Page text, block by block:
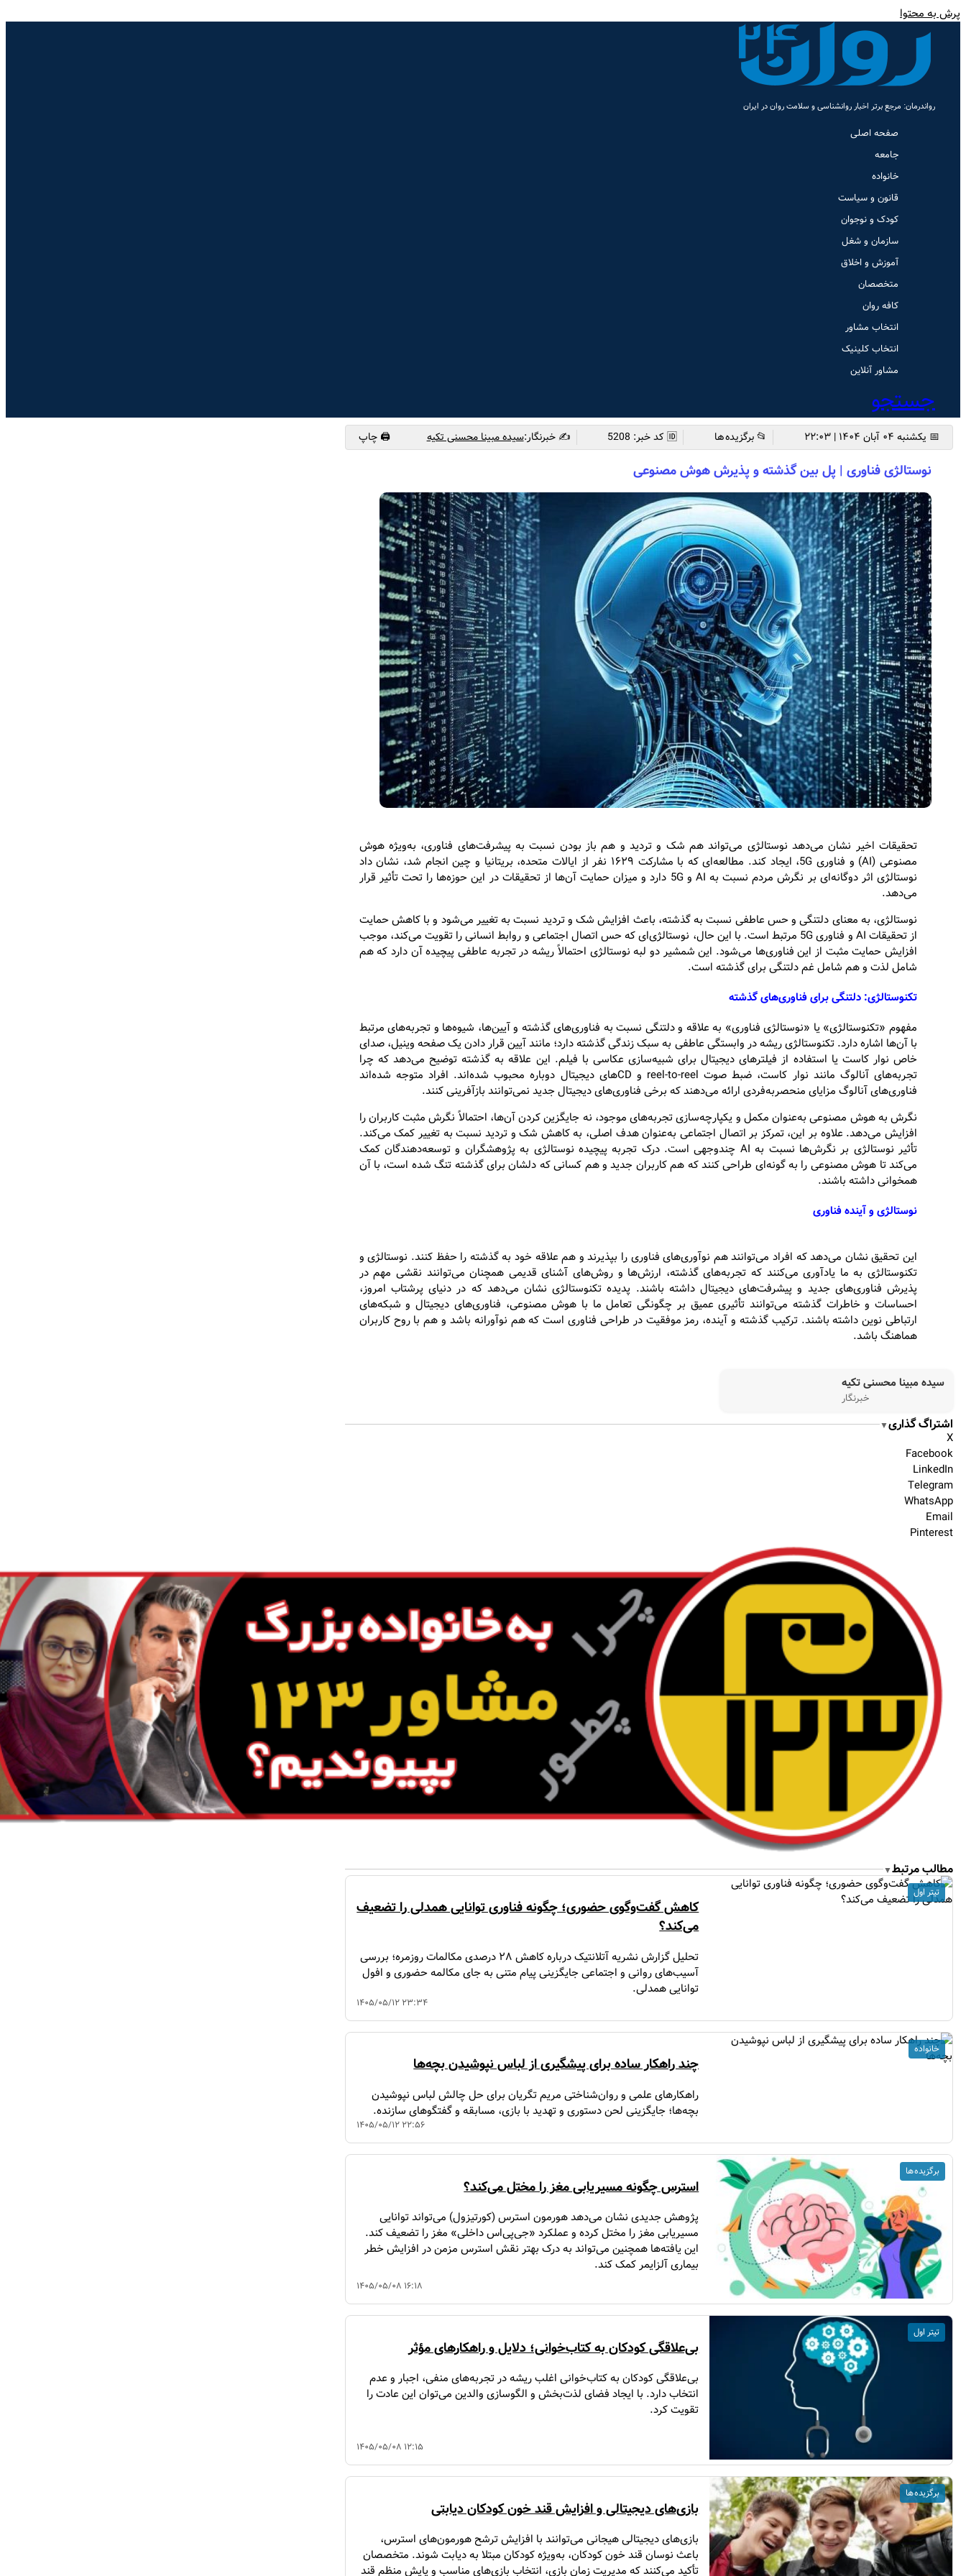
پرش به محتوا
رواندرمان: مرجع برتر اخبار روانشناسی و سلامت روان در ایران
صفحه اصلی
جامعه
خانواده
قانون و سیاست
کودک و نوجوان
سازمان و شغل
آموزش و اخلاق
متخصصان
کافه روان
انتخاب مشاور
انتخاب کلینیک
مشاور آنلاین
جستجو
📅 یکشنبه ۰۴ آبان ۱۴۰۴ | ۲۲:۰۳ 📂 برگزیده ها 🆔 کد خبر: 5208 ✍️ خبرنگار:سیده مبینا محسنی تکیه 🖨 چاپ
نوستالژی فناوری | پل بین گذشته و پذیرش هوش مصنوعی
تحقیقات اخیر نشان می‌دهد نوستالژی می‌تواند هم شک و تردید و هم باز بودن نسبت به پیشرفت‌های فناوری، به‌ویژه هوش
مصنوعی (AI) و فناوری 5G، ایجاد کند. مطالعه‌ای که با مشارکت ۱۶۲۹ نفر از ایالات متحده، بریتانیا و چین انجام شد، نشان داد
نوستالژی اثر دوگانه‌ای بر نگرش مردم نسبت به AI و 5G دارد و میزان حمایت آن‌ها از تحقیقات در این حوزه‌ها را تحت تأثیر قرار
می‌دهد.
نوستالژی، به معنای دلتنگی و حس عاطفی نسبت به گذشته، باعث افزایش شک و تردید نسبت به تغییر می‌شود و با کاهش حمایت
از تحقیقات AI و فناوری 5G مرتبط است. با این حال، نوستالژی‌ای که حس اتصال اجتماعی و روابط انسانی را تقویت می‌کند، موجب
افزایش حمایت مثبت از این فناوری‌ها می‌شود. این شمشیر دو لبه نوستالژی احتمالاً ریشه در تجربه عاطفی پیچیده آن دارد که هم
شامل لذت و هم شامل غم دلتنگی برای گذشته است.
تکنوستالژی: دلتنگی برای فناوری‌های گذشته
مفهوم «تکنوستالژی» یا «نوستالژی فناوری» به علاقه و دلتنگی نسبت به فناوری‌های گذشته و آیین‌ها، شیوه‌ها و تجربه‌های مرتبط
با آن‌ها اشاره دارد. تکنوستالژی ریشه در وابستگی عاطفی به سبک زندگی گذشته دارد؛ مانند آیین قرار دادن یک صفحه وینیل، صدای
خاص نوار کاست یا استفاده از فیلترهای دیجیتال برای شبیه‌سازی عکاسی با فیلم. این علاقه به گذشته توضیح می‌دهد که چرا
تجربه‌های آنالوگ مانند نوار کاست، ضبط صوت reel-to-reel و CDهای دیجیتال دوباره محبوب شده‌اند. افراد متوجه شده‌اند
فناوری‌های آنالوگ مزایای منحصربه‌فردی ارائه می‌دهند که برخی فناوری‌های دیجیتال جدید نمی‌توانند بازآفرینی کنند.
نگرش به هوش مصنوعی به‌عنوان مکمل و یکپارچه‌سازی تجربه‌های موجود، نه جایگزین کردن آن‌ها، احتمالاً نگرش مثبت کاربران را
افزایش می‌دهد. علاوه بر این، تمرکز بر اتصال اجتماعی به‌عنوان هدف اصلی، به کاهش شک و تردید نسبت به تغییر کمک می‌کند.
تأثیر نوستالژی بر نگرش‌ها نسبت به AI چندوجهی است. درک تجربه پیچیده نوستالژی به پژوهشگران و توسعه‌دهندگان کمک
می‌کند تا هوش مصنوعی را به گونه‌ای طراحی کنند که هم کاربران جدید و هم کسانی که دلشان برای گذشته تنگ شده است، با آن
همخوانی داشته باشند.
نوستالژی و آینده فناوری
این تحقیق نشان می‌دهد که افراد می‌توانند هم نوآوری‌های فناوری را بپذیرند و هم علاقه خود به گذشته را حفظ کنند. نوستالژی و
تکنوستالژی به ما یادآوری می‌کنند که تجربه‌های گذشته، ارزش‌ها و روش‌های آشنای قدیمی همچنان می‌توانند نقشی مهم در
پذیرش فناوری‌های جدید و پیشرفت‌های دیجیتال داشته باشند. پدیده تکنوستالژی نشان می‌دهد که در دنیای پرشتاب امروز،
احساسات و خاطرات گذشته می‌توانند تأثیری عمیق بر چگونگی تعامل ما با هوش مصنوعی، فناوری‌های دیجیتال و شبکه‌های
ارتباطی نوین داشته باشند. ترکیب گذشته و آینده، رمز موفقیت در طراحی فناوری است که هم نوآورانه باشد و هم با روح کاربران
هماهنگ باشد.
سیده مبینا محسنی تکیه
خبرنگار
اشتراگ گذاری▼
X
Facebook
LinkedIn
Telegram
WhatsApp
Email
Pinterest
مطالب مرتبط▼
کاهش گفت‌وگوی حضوری؛ چگونه فناوری توانایی همدلی را تضعیف
می‌کند؟
تحلیل گزارش نشریه آتلانتیک درباره کاهش ۲۸ درصدی مکالمات روزمره؛ بررسی
آسیب‌های روانی و اجتماعی جایگزینی پیام متنی به جای مکالمه حضوری و افول
توانایی همدلی.
۱۴۰۵/۰۵/۱۲ ۲۳:۳۴
تیتر اول
چند راهکار ساده برای پیشگیری از لباس نپوشیدن بچه‌ها
راهکارهای علمی و روان‌شناختی مریم تگریان برای حل چالش لباس نپوشیدن
بچه‌ها؛ جایگزینی لحن دستوری و تهدید با بازی، مسابقه و گفتگوهای سازنده.
۱۴۰۵/۰۵/۱۲ ۲۲:۵۶
خانواده
استرس چگونه مسیریابی مغز را مختل می‌کند؟
پژوهش جدیدی نشان می‌دهد هورمون استرس (کورتیزول) می‌تواند توانایی
مسیریابی مغز را مختل کرده و عملکرد «جی‌پی‌اس داخلی» مغز را تضعیف کند.
این یافته‌ها همچنین می‌تواند به درک بهتر نقش استرس مزمن در افزایش خطر
بیماری آلزایمر کمک کند.
۱۴۰۵/۰۵/۰۸ ۱۶:۱۸
برگزیده ها
بی‌علاقگی کودکان به کتاب‌خوانی؛ دلایل و راهکارهای مؤثر
بی‌علاقگی کودکان به کتاب‌خوانی اغلب ریشه در تجربه‌های منفی، اجبار و عدم
انتخاب دارد. با ایجاد فضای لذت‌بخش و الگوسازی والدین می‌توان این عادت را
تقویت کرد.
۱۴۰۵/۰۵/۰۸ ۱۲:۱۵
تیتر اول
بازی‌های دیجیتالی و افزایش قند خون کودکان دیابتی
بازی‌های دیجیتالی هیجانی می‌توانند با افزایش ترشح هورمون‌های استرس،
باعث نوسان قند خون کودکان، به‌ویژه کودکان مبتلا به دیابت شوند. متخصصان
تأکید می‌کنند که مدیریت زمان بازی، انتخاب بازی‌های مناسب و پایش منظم قند
برگزیده ها